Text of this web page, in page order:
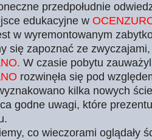
przedpołudnie
edukacyjne w
w wyremontowanym
się zapoznać ze
W czasie pobytu
rozwinęła się pod
kilka nowych
godne uwagi, które
co wieczorami oglądały